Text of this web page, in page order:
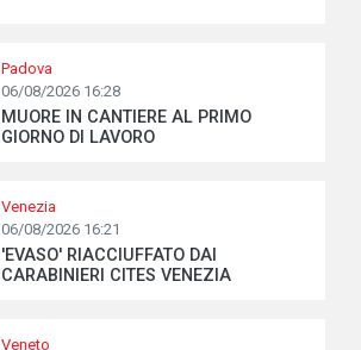
Padova
06/08/2026 16:28
MUORE IN CANTIERE AL PRIMO
GIORNO DI LAVORO
Venezia
06/08/2026 16:21
'EVASO' RIACCIUFFATO DAI
CARABINIERI CITES VENEZIA
Veneto